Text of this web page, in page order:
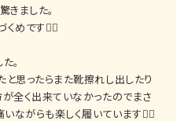
きました。
めです👍🏻
。
思ったらまた靴擦れし出したり
全く出来ていなかったのでまさ
いながらも楽しく履いています❤️‍🔥